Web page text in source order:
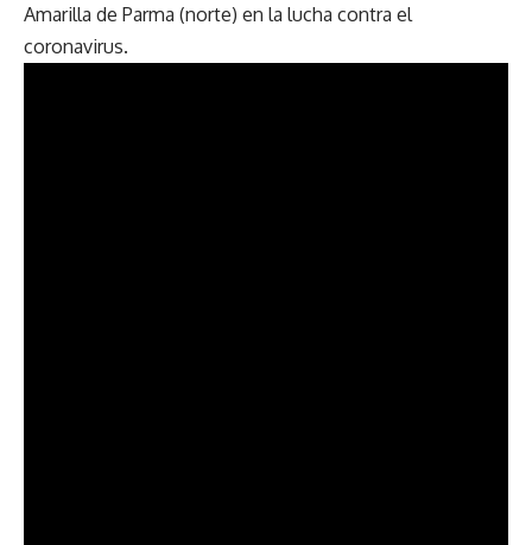
Amarilla de Parma (norte) en la lucha contra el
coronavirus.